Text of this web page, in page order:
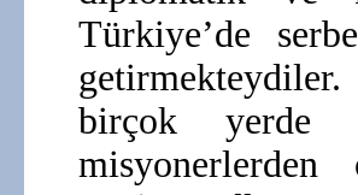
Türkiye’de
birçok yerde